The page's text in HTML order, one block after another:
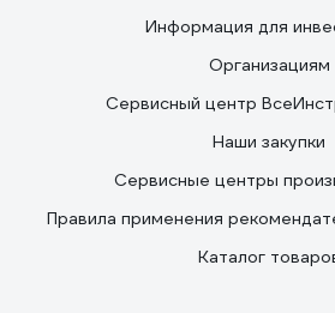
Информация для
Организациям
Сервисный центр
Наши закупки
Сервисные центры
Правила применения
Каталог